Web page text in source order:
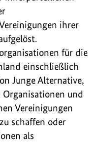
ihrer
für die
einschließlich
Junge Alternative,
und
Vereinigungen
schaffen oder
als